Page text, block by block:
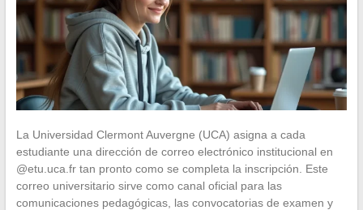
La Universidad Clermont Auvergne (UCA) asigna a cada
estudiante una dirección de correo electrónico institucional en
@etu.uca.fr tan pronto como se completa la inscripción. Este
correo universitario sirve como canal oficial para las
comunicaciones pedagógicas, las convocatorias de examen y